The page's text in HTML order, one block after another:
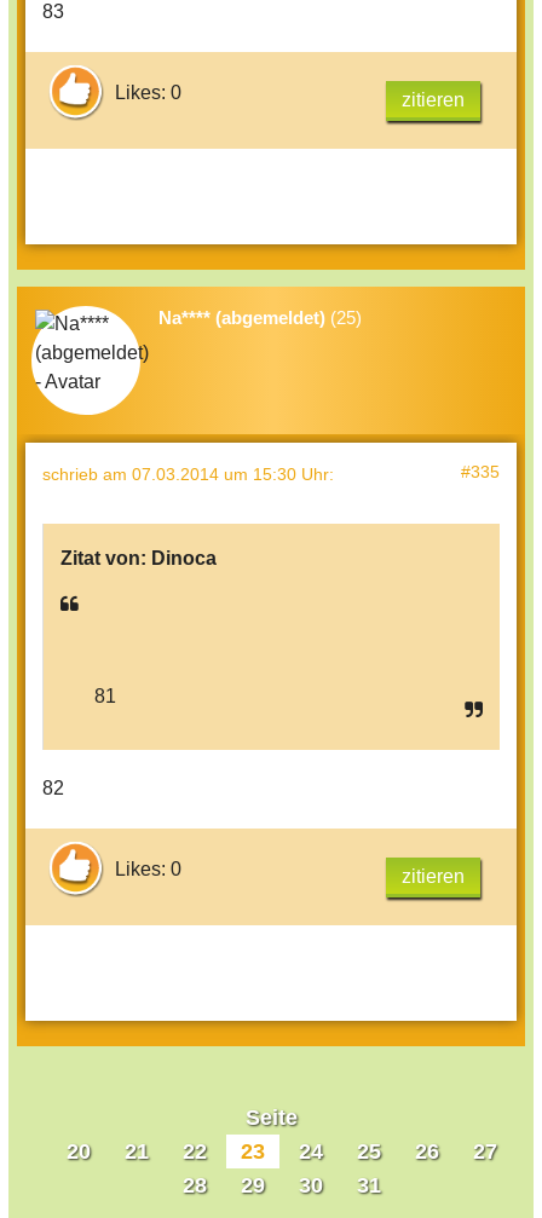
83
Likes: 0 zitieren
Na**** (abgemeldet) (25)
schrieb am 07.03.2014 um 15:30 Uhr: #335
Zitat von: Dinoca
81
82
Likes: 0 zitieren
Seite
20
21 22 23 24 25 26
27
28
29 30 31